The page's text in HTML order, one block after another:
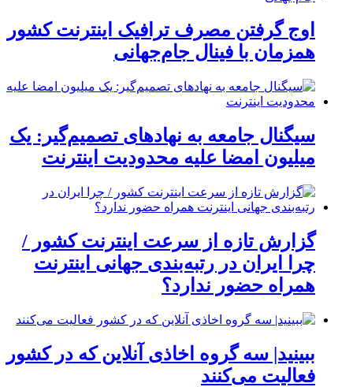
اوج گرفتن مصرف ترافیک اینترنت کشور
همزمان با فینال جام‌جهانی
سیگنال جامعه به نهادهای تصمیم‌گیر: یک
میلیون امضا علیه محدودیت اینترنت
گزارش تازه از سرعت اینترنت کشور /
چرا ایران در رتبه‌بندی جهانی اینترنت
همراه حضور ندارد؟
ببینید| سه گروه اخاذی آنلاین که در کشور
فعالیت می‌کنند